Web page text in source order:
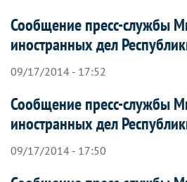
Сообщение пресс-службы
иностранных дел
09/17/2014 - 17:52
Сообщение пресс-службы
иностранных дел
09/17/2014 - 17:50